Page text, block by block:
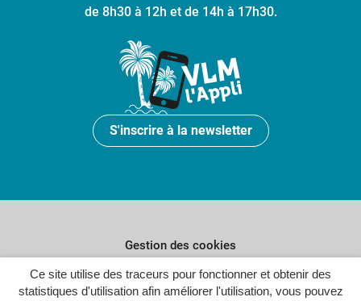
Ce site utilise des traceurs pour fonctionner et obtenir des
statistiques d'utilisation afin améliorer l'utilisation, vous pouvez
de 8h30 à 12h et de 14h à 17h30.
S'inscrire à la newsletter
Gestion des cookies
Plan du site